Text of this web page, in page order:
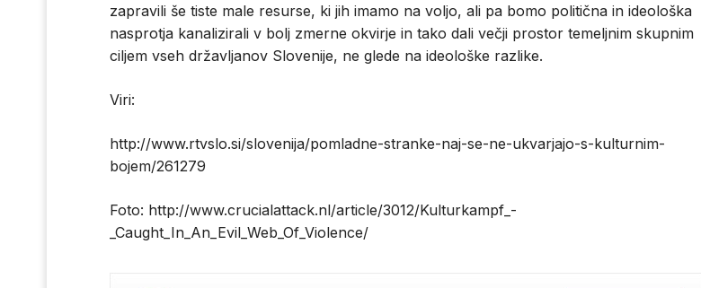
zapravili še tiste male resurse, ki jih imamo na voljo, ali pa bomo politična in ideološka
nasprotja kanalizirali v bolj zmerne okvirje in tako dali večji prostor temeljnim skupnim
ciljem vseh državljanov Slovenije, ne glede na ideološke razlike.
Viri:
http://www.rtvslo.si/slovenija/pomladne-stranke-naj-se-ne-ukvarjajo-s-kulturnim-
bojem/261279
Foto: http://www.crucialattack.nl/article/3012/Kulturkampf_-
_Caught_In_An_Evil_Web_Of_Violence/